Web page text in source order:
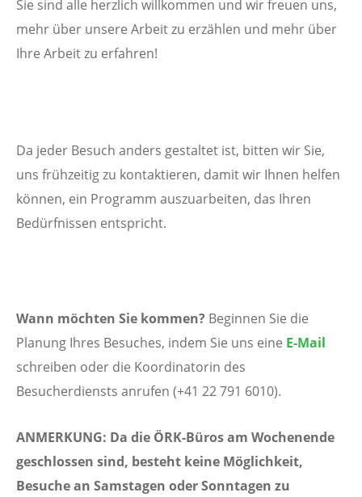
Sie sind alle herzlich willkommen und wir freuen uns,
mehr über unsere Arbeit zu erzählen und mehr über
Ihre Arbeit zu erfahren!
Da jeder Besuch anders gestaltet ist, bitten wir Sie,
uns frühzeitig zu kontaktieren, damit wir Ihnen helfen
können, ein Programm auszuarbeiten, das Ihren
Bedürfnissen entspricht.
Wann möchten Sie kommen? Beginnen Sie die
Planung Ihres Besuches, indem Sie uns eine E-Mail
schreiben oder die Koordinatorin des
Besucherdiensts anrufen (+41 22 791 6010).
ANMERKUNG: Da die ÖRK-Büros am Wochenende
geschlossen sind, besteht keine Möglichkeit,
Besuche an Samstagen oder Sonntagen zu